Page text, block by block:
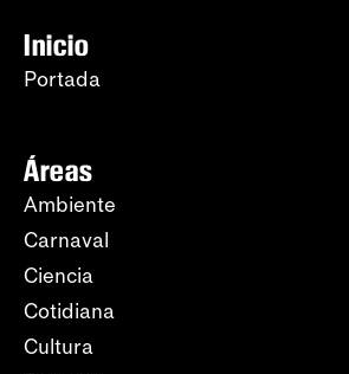
Inicio
Portada
Áreas
Ambiente
Carnaval
Ciencia
Cotidiana
Cultura